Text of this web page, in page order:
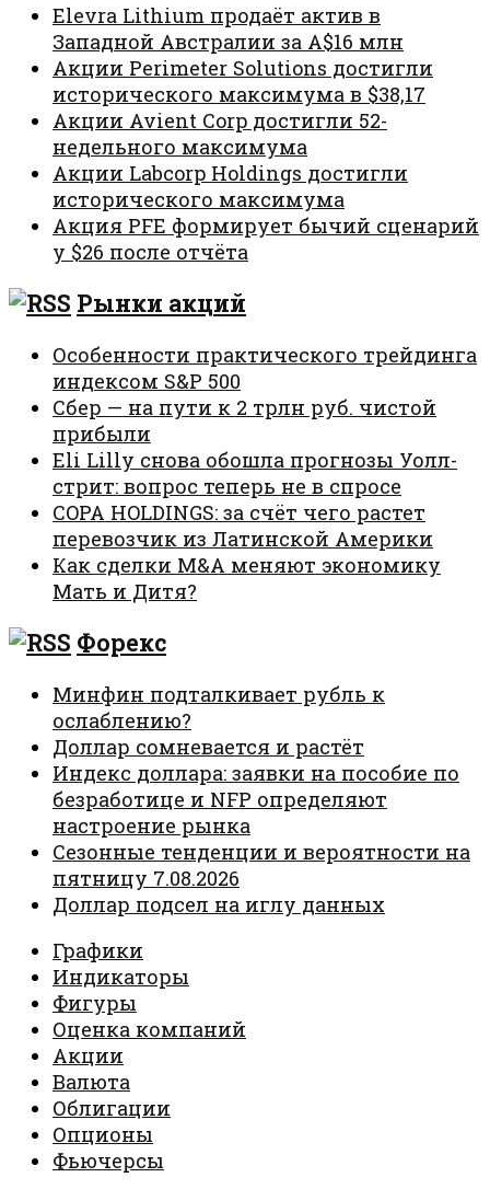
Elevra Lithium продаёт актив в
Западной Австралии за A$16 млн
Акции Perimeter Solutions достигли
исторического максимума в $38,17
Акции Avient Corp достигли 52-
недельного максимума
Акции Labcorp Holdings достигли
исторического максимума
Акция PFE формирует бычий сценарий
у $26 после отчёта
Рынки акций
Особенности практического трейдинга
индексом S&P 500
Сбер — на пути к 2 трлн руб. чистой
прибыли
Eli Lilly снова обошла прогнозы Уолл-
стрит: вопрос теперь не в спросе
COPA HOLDINGS: за счёт чего растет
перевозчик из Латинской Америки
Как сделки M&A меняют экономику
Мать и Дитя?
Форекс
Минфин подталкивает рубль к
ослаблению?
Доллар сомневается и растёт
Индекс доллара: заявки на пособие по
безработице и NFP определяют
настроение рынка
Сезонные тенденции и вероятности на
пятницу 7.08.2026
Доллар подсел на иглу данных
Графики
Индикаторы
Фигуры
Оценка компаний
Акции
Валюта
Облигации
Опционы
Фьючерсы